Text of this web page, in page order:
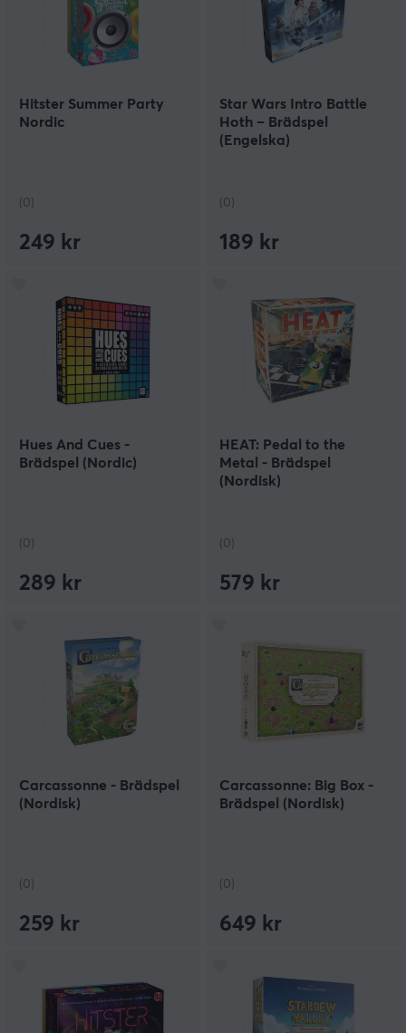
Hitster Summer Party
Nordic
(0)
249 kr
Star Wars Intro Battle
Hoth – Brädspel
(Engelska)
(0)
189 kr
Hues And Cues -
Brädspel (Nordic)
(0)
289 kr
HEAT: Pedal to the
Metal - Brädspel
(Nordisk)
(0)
579 kr
Carcassonne - Brädspel
(Nordisk)
(0)
259 kr
Carcassonne: Big Box -
Brädspel (Nordisk)
(0)
649 kr